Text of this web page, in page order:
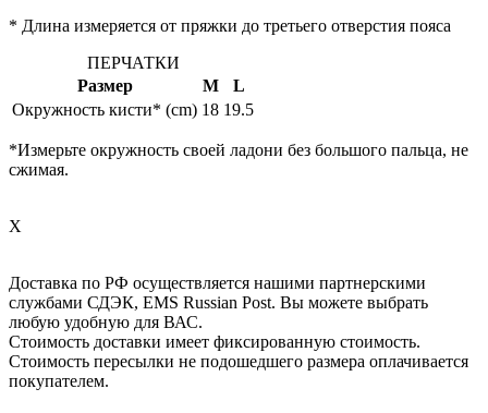
* Длина измеряется от пряжки до третьего отверстия пояса
ПЕРЧАТКИ
Размер
M
L
Окружность кисти* (cm) 18 19.5
*Измерьте окружность своей ладони без большого пальца, не
сжимая.
X
Доставка по РФ осуществляется нашими партнерскими
службами СДЭК, EMS Russian Post. Вы можете выбрать
любую удобную для ВАС.
Стоимость доставки имеет фиксированную стоимость.
Стоимость пересылки не подошедшего размера оплачивается
покупателем.